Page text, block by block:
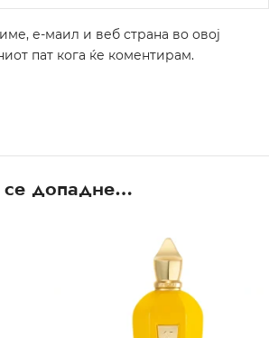
е-маил и веб страна во овој
пат кога ќе коментирам.
допадне…